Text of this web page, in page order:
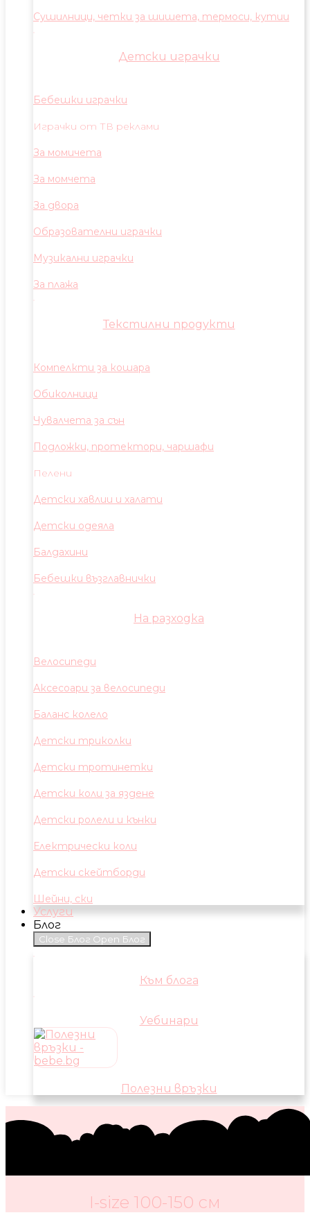
Сушилници, четки за шишета, термоси, кутии
Детски играчки
Бебешки играчки
Играчки от ТВ реклами
За момичета
За момчета
За двора
Образователни играчки
Музикални играчки
За плажа
Текстилни продукти
Компелкти за кошара
Обиколници
Чувалчета за сън
Подложки, протектори, чаршафи
Пелени
Детски хавлии и халати
Детски одеяла
Балдахини
Бебешки възглавнички
На разходка
Велосипеди
Аксесоари за велосипеди
Баланс колело
Детски триколки
Детски тротинетки
Детски коли за яздене
Детски ролели и кънки
Електрически коли
Детски скейтборди
Шейни, ски
Услуги
Блог
Close Блог Open Блог
Към блога
Уебинари
Полезни връзки
I-size 100-150 см